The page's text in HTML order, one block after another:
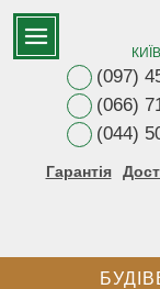
КИЇВ
(097)
(066)
(044)
Гарантія